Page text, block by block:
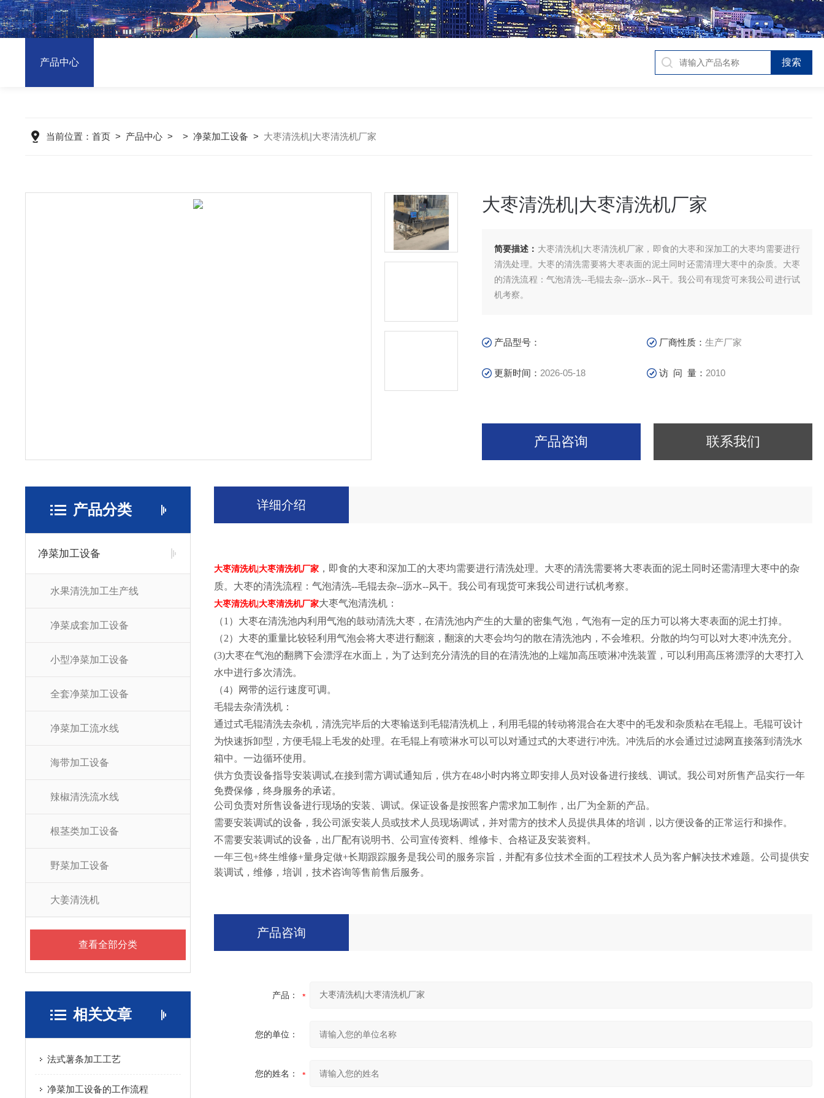
产品中心
当前位置： 首页> 产品中心> > 净菜加工设备 > 大枣清洗机|大枣清洗机厂家
大枣清洗机|大枣清洗机厂家
简要描述： 大枣清洗机|大枣清洗机厂家，即食的大枣和深加工的大枣均需要进行
清洗处理。大枣的清洗需要将大枣表面的泥土同时还需清理大枣中的杂质。大枣
的清洗流程：气泡清洗--毛辊去杂--沥水--风干。我公司有现货可来我公司进行试
机考察。
产品型号： 厂商性质：生产厂家
更新时间： 2026-05-18 访 问 量： 2010
产品咨询 联系我们
产品分类
净菜加工设备
水果清洗加工生产线
净菜成套加工设备
小型净菜加工设备
全套净菜加工设备
净菜加工流水线
海带加工设备
辣椒清洗流水线
根茎类加工设备
野菜加工设备
大姜清洗机
查看全部分类
相关文章
法式薯条加工工艺
净菜加工设备的工作流程
详细介绍
大枣清洗机|大枣清洗机厂家 ，即食的大枣和深加工的大枣均需要进行清洗处理。大枣的清洗需要将大枣表面的泥土同时还需清理大枣中的杂
质。大枣的清洗流程：气泡清洗--毛辊去杂--沥水--风干。我公司有现货可来我公司进行试机考察。
大枣清洗机|大枣清洗机厂家大枣气泡清洗机：
（1）大枣在清洗池内利用气泡的鼓动清洗大枣，在清洗池内产生的大量的密集气泡，气泡有一定的压力可以将大枣表面的泥土打掉。
（2）大枣的重量比较轻利用气泡会将大枣进行翻滚，翻滚的大枣会均匀的散在清洗池内，不会堆积。分散的均匀可以对大枣冲洗充分。
(3)大枣在气泡的翻腾下会漂浮在水面上，为了达到充分清洗的目的在清洗池的上端加高压喷淋冲洗装置，可以利用高压将漂浮的大枣打入
水中进行多次清洗。
（4）网带的运行速度可调。
毛辊去杂清洗机：
通过式毛辊清洗去杂机，清洗完毕后的大枣输送到毛辊清洗机上，利用毛辊的转动将混合在大枣中的毛发和杂质粘在毛辊上。毛辊可设计
为快速拆卸型，方便毛辊上毛发的处理。在毛辊上有喷淋水可以可以对通过式的大枣进行冲洗。冲洗后的水会通过过滤网直接落到清洗水
箱中。一边循环使用。
供方负责设备指导安装调试,在接到需方调试通知后，供方在48小时内将立即安排人员对设备进行接线、调试。我公司对所售产品实行一年
免费保修，终身服务的承诺。
公司负责对所售设备进行现场的安装、调试。保证设备是按照客户需求加工制作，出厂为全新的产品。
需要安装调试的设备，我公司派安装人员或技术人员现场调试，并对需方的技术人员提供具体的培训，以方便设备的正常运行和操作。
不需要安装调试的设备，出厂配有说明书、公司宣传资料、维修卡、合格证及安装资料。
一年三包+终生维修+量身定做+长期跟踪服务是我公司的服务宗旨，并配有多位技术全面的工程技术人员为客户解决技术难题。公司提供安
装调试，维修，培训，技术咨询等售前售后服务。
产品咨询
产品：
您的单位：
您的姓名：